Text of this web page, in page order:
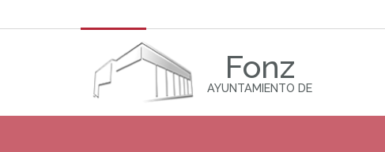
Fonz
AYUNTAMIENTO DE